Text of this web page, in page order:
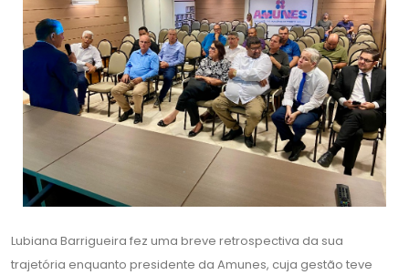
Lubiana Barrigueira fez uma breve retrospectiva da sua
trajetória enquanto presidente da Amunes, cuja gestão teve